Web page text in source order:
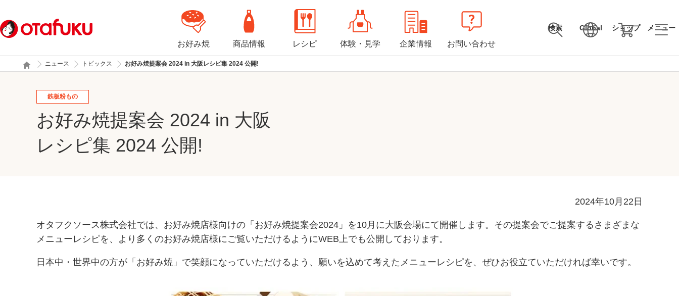
お好み焼 商品情報 レシピ 体験・見学 企業情報 お問い合わせ
検索 Global ショップ メニュー
ニュース トピックス お好み焼提案会 2024 in 大阪レシピ集 2024 公開!
鉄板粉もの
お好み焼提案会 2024 in 大阪
レシピ集 2024 公開!
2024年10月22日
オタフクソース株式会社では、お好み焼店様向けの「お好み焼提案会2024」を10月に大阪会場にて開催します。その提案会でご提案するさまざまな
メニューレシピを、より多くのお好み焼店様にご覧いただけるようにWEB上でも公開しております。
日本中・世界中の方が「お好み焼」で笑顔になっていただけるよう、願いを込めて考えたメニューレシピを、ぜひお役立ていただければ幸いです。